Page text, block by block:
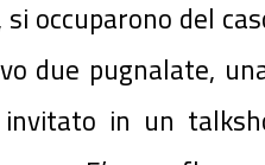
occuparono del
due pugnalate,
in un